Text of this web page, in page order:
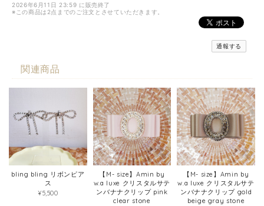
2026年6月11日 23:59 に販売終了
※この商品は2点までのご注文とさせていただきます。
通報する
関連商品
bling bling リボンピア
ス
¥5,500
【M- size】Amin by
w.a luxe クリスタルサテ
ンバナナクリップ pink
clear stone
【M- size】Amin by
w.a luxe クリスタルサテ
ンバナナクリップ gold
beige gray stone